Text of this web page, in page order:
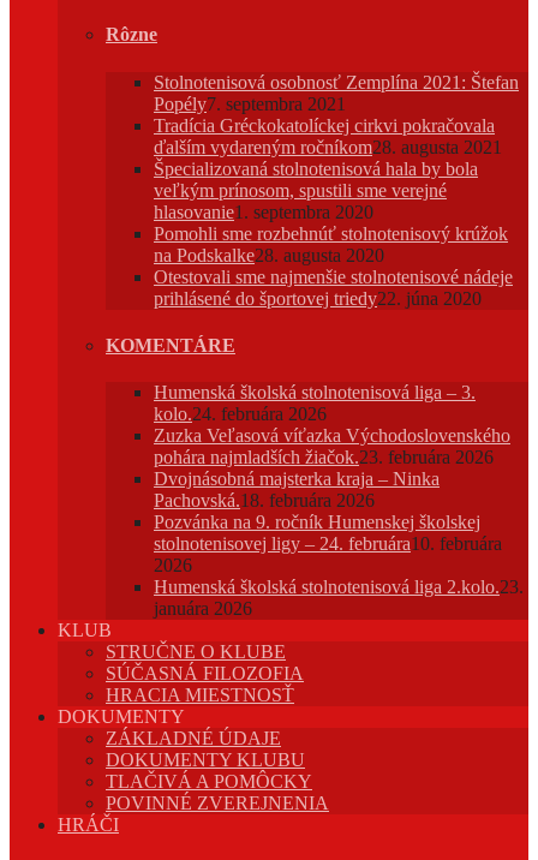
Rôzne
Stolnotenisová osobnosť Zemplína 2021: Štefan
Popély7. septembra 2021
Tradícia Gréckokatolíckej cirkvi pokračovala
ďalším vydareným ročníkom28. augusta 2021
Špecializovaná stolnotenisová hala by bola
veľkým prínosom, spustili sme verejné
hlasovanie1. septembra 2020
Pomohli sme rozbehnúť stolnotenisový krúžok
na Podskalke28. augusta 2020
Otestovali sme najmenšie stolnotenisové nádeje
prihlásené do športovej triedy22. júna 2020
KOMENTÁRE
Humenská školská stolnotenisová liga – 3.
kolo.24. februára 2026
Zuzka Veľasová víťazka Východoslovenského
pohára najmladších žiačok.23. februára 2026
Dvojnásobná majsterka kraja – Ninka
Pachovská.18. februára 2026
Pozvánka na 9. ročník Humenskej školskej
stolnotenisovej ligy – 24. februára10. februára
2026
Humenská školská stolnotenisová liga 2.kolo.23.
januára 2026
KLUB
STRUČNE O KLUBE
SÚČASNÁ FILOZOFIA
HRACIA MIESTNOSŤ
DOKUMENTY
ZÁKLADNÉ ÚDAJE
DOKUMENTY KLUBU
TLAČIVÁ A POMÔCKY
POVINNÉ ZVEREJNENIA
HRÁČI